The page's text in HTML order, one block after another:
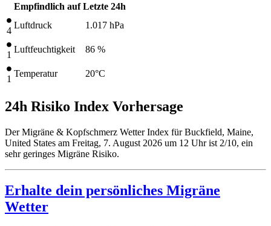
Empfindlich auf Letzte 24h
4
Luftdruck 1.017 hPa
1
Luftfeuchtigkeit 86 %
1
Temperatur 20°C
24h Risiko Index Vorhersage
Der Migräne & Kopfschmerz Wetter Index für Buckfield, Maine,
United States am Freitag, 7. August 2026 um 12 Uhr ist 2/10, ein
sehr geringes Migräne Risiko.
Erhalte dein persönliches Migräne
Wetter